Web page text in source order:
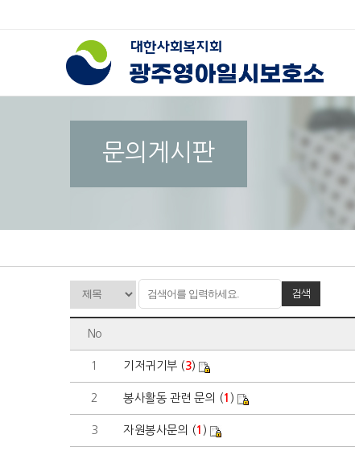
문의게시판
검색
No
1 기저귀기부 ( 3)
2 봉사활동 관련 문의 ( 1 )
3 자원봉사문의 ( 1 )